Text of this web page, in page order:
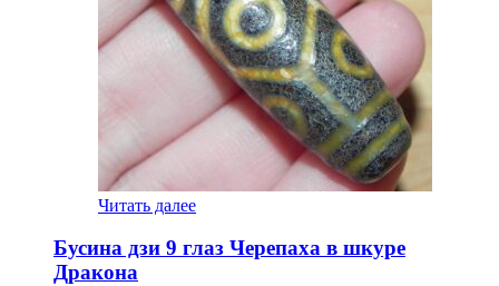
Читать далее
Бусина дзи 9 глаз Черепаха в шкуре
Дракона